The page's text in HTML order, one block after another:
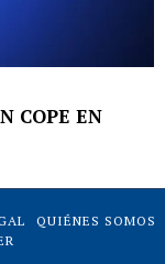
COPE EN
QUIÉNES SOMOS